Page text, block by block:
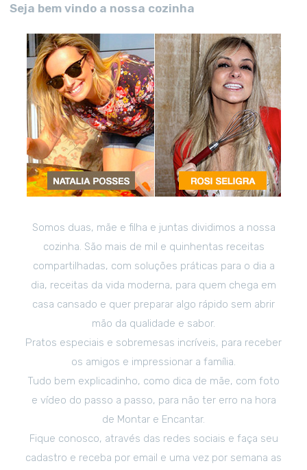
Seja bem vindo a nossa cozinha
Somos duas, mãe e filha e juntas dividimos a nossa
cozinha. São mais de mil e quinhentas receitas
compartilhadas, com soluções práticas para o dia a
dia, receitas da vida moderna, para quem chega em
casa cansado e quer preparar algo rápido sem abrir
mão da qualidade e sabor.
Pratos especiais e sobremesas incríveis, para receber
os amigos e impressionar a família.
Tudo bem explicadinho, como dica de mãe, com foto
e vídeo do passo a passo, para não ter erro na hora
de Montar e Encantar.
Fique conosco, através das redes sociais e faça seu
cadastro e receba por email e uma vez por semana as